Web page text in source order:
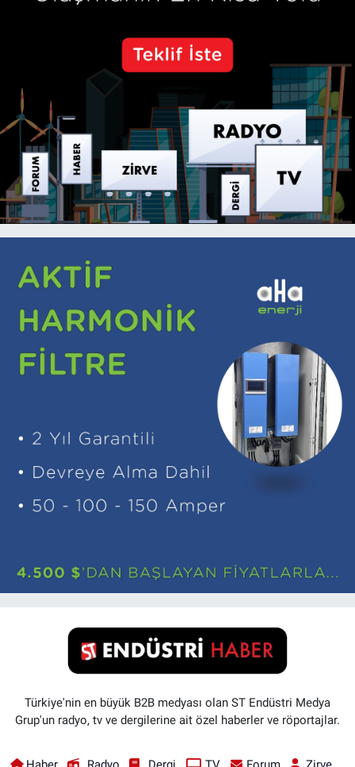
Türkiye'nin en büyük B2B medyası olan ST Endüstri Medya
Grup'un radyo, tv ve dergilerine ait özel haberler ve röportajlar.